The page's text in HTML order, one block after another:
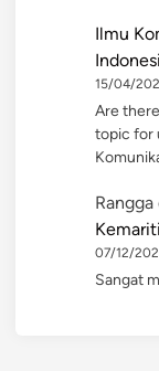
Ilmu
15/04/
Are
topic for
07/12/
Sangat